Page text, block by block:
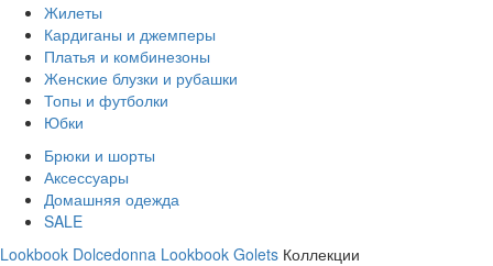
Жилеты
Кардиганы и джемперы
Платья и комбинезоны
Женские блузки и рубашки
Топы и футболки
Юбки
Брюки и шорты
Аксессуары
Домашняя одежда
SALE
Lookbook Dolcedonna Lookbook Golets Коллекции